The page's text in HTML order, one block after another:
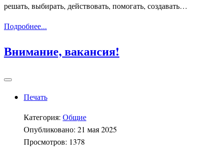
решать, выбирать, действовать, помогать, создавать…
Подробнее...
Внимание, вакансия!
Печать
Категория: Общие
Опубликовано: 21 мая 2025
Просмотров: 1378